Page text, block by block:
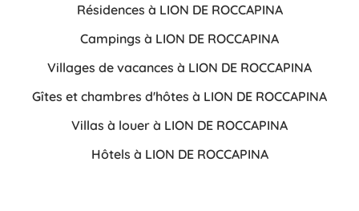
Résidences à LION DE ROCCAPINA
Campings à LION DE ROCCAPINA
Villages de vacances à LION DE ROCCAPINA
Gîtes et chambres d'hôtes à LION DE ROCCAPINA
Villas à louer à LION DE ROCCAPINA
Hôtels à LION DE ROCCAPINA